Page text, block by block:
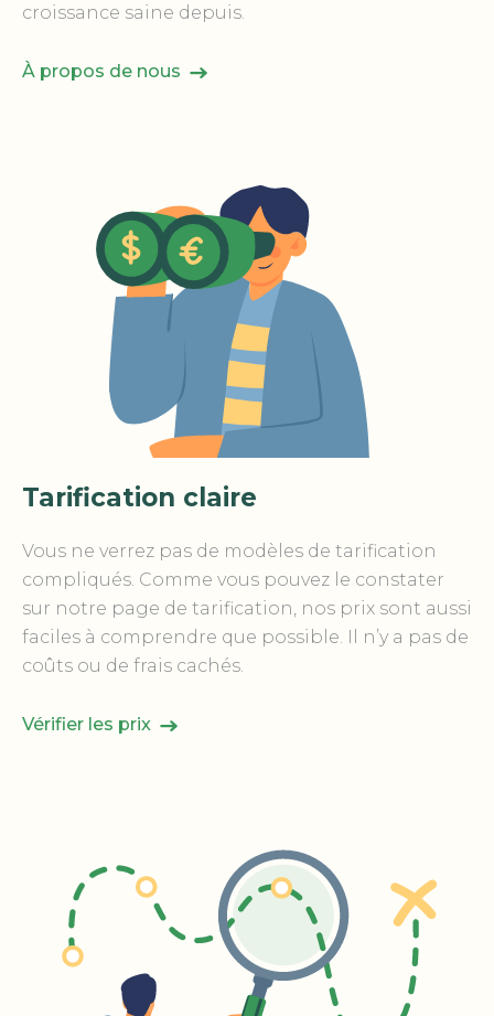
croissance saine depuis.
À propos de nous
Tarification claire
Vous ne verrez pas de modèles de tarification
compliqués. Comme vous pouvez le constater
sur notre page de tarification, nos prix sont aussi
faciles à comprendre que possible. Il n’y a pas de
coûts ou de frais cachés.
Vérifier les prix